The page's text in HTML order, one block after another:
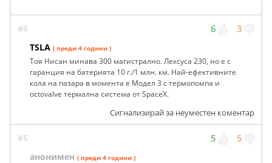
#6 6 3
TSLA ( преди 4 години )
Тоя Нисан минава 300 магистрално. Лексуса 230, но е с
гаранция на батерията 10 г./1 млн. км. Най-ефективните
кола на пазара в момента е Модел 3 с термопомпа и
octovalve термална система от SpaceX.
Сигнализирай за неуместен коментар
#5 5 5
анонимен ( преди 4 години )